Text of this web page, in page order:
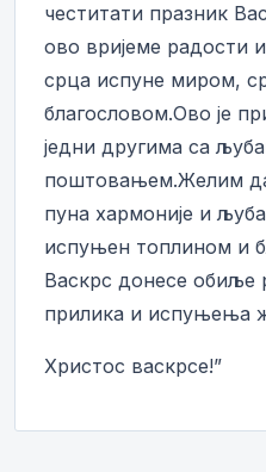
честитати празник
ово вријеме радости
срца испуне миром,
благословом.Ово је
једни другима са
поштовањем.Желим
пуна хармоније и
испуњен топлином и
Васкрс донесе обиље
прилика и испуњења
Христос васкрсе!”